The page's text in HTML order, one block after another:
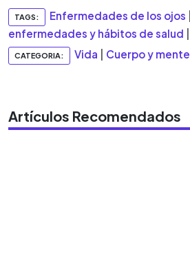
TAGS: Enfermedades de los ojos
enfermedades y hábitos de salud
CATEGORIA: Vida Cuerpo y mente
Artículos Recomendados